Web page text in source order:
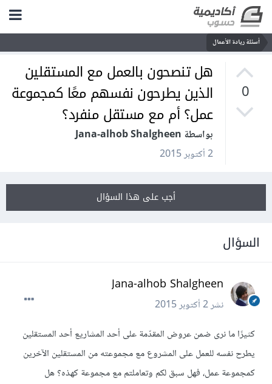
أسئلة ريادة الأعمال
0
هل تنصحون بالعمل مع المستقلين
الذين يطرحون نفسهم معًا كمجموعة
عمل؟ أم مع مستقل منفرد؟
بواسطة Jana-alhob Shalgheen
2 أكتوبر 2015
أجب على هذا السؤال
السؤال
Jana-alhob Shalgheen
نشر2 أكتوبر 2015
كثيرًا ما نرى ضمن عروض المقدّمة على أحد المشاريع أحد المستقلين
يطرح نفسه للعمل على المشروع مع مجموعته من المستقلين الآخرين
كمجموعة عمل، فهل سبق لكم وتعاملتم مع مجموعة كهذه؟ هل